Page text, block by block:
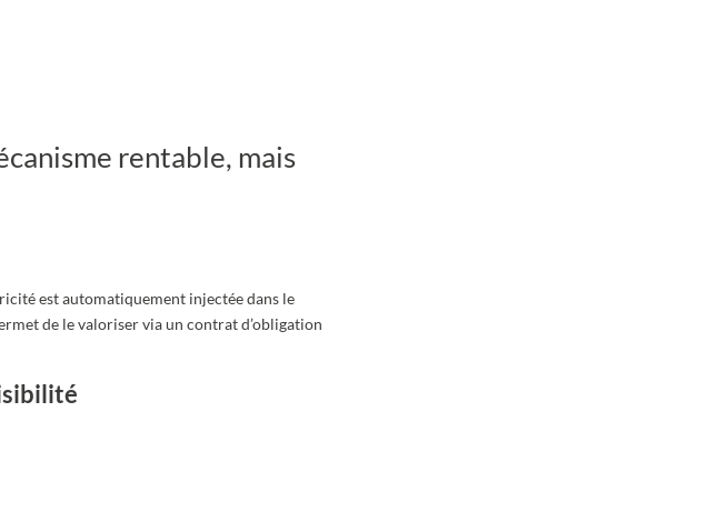
rentable, mais
est automatiquement injectée dans le
de le valoriser via un contrat d’obligation